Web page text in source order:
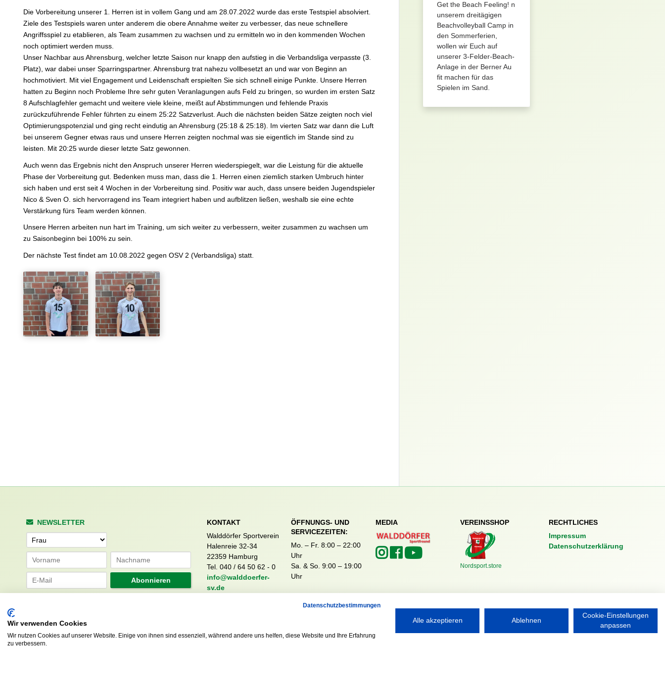
Die Vorbereitung unserer 1. Herren ist in vollem Gang und am 28.07.2022 wurde das erste Testspiel absolviert.
Ziele des Testspiels waren unter anderem die obere Annahme weiter zu verbesser, das neue schnellere
Angriffsspiel zu etablieren, als Team zusammen zu wachsen und zu ermitteln wo in den kommenden Wochen
noch optimiert werden muss.
Unser Nachbar aus Ahrensburg, welcher letzte Saison nur knapp den aufstieg in die Verbandsliga verpasste (3.
Platz), war dabei unser Sparringspartner. Ahrensburg trat nahezu vollbesetzt an und war von Beginn an
hochmotiviert. Mit viel Engagement und Leidenschaft erspielten Sie sich schnell einige Punkte. Unsere Herren
hatten zu Beginn noch Probleme Ihre sehr guten Veranlagungen aufs Feld zu bringen, so wurden im ersten Satz
8 Aufschlagfehler gemacht und weitere viele kleine, meißt auf Abstimmungen und fehlende Praxis
zurückzuführende Fehler führten zu einem 25:22 Satzverlust. Auch die nächsten beiden Sätze zeigten noch viel
Optimierungspotenzial und ging recht eindutig an Ahrensburg (25:18 & 25:18). Im vierten Satz war dann die Luft
bei unserem Gegner etwas raus und unsere Herren zeigten nochmal was sie eigentlich im Stande sind zu
leisten. Mit 20:25 wurde dieser letzte Satz gewonnen.
Auch wenn das Ergebnis nicht den Anspruch unserer Herren wiederspiegelt, war die Leistung für die aktuelle
Phase der Vorbereitung gut. Bedenken muss man, dass die 1. Herren einen ziemlich starken Umbruch hinter
sich haben und erst seit 4 Wochen in der Vorbereitung sind. Positiv war auch, dass unsere beiden Jugendspieler
Nico & Sven O. sich hervorragend ins Team integriert haben und aufblitzen ließen, weshalb sie eine echte
Verstärkung fürs Team werden können.
Unsere Herren arbeiten nun hart im Training, um sich weiter zu verbessern, weiter zusammen zu wachsen um
zu Saisonbeginn bei 100% zu sein.
Der nächste Test findet am 10.08.2022 gegen OSV 2 (Verbandsliga) statt.
Get the Beach Feeling! n
unserem dreitägigen
Beachvolleyball Camp in
den Sommerferien,
wollen wir Euch auf
unserer 3-Felder-Beach-
Anlage in der Berner Au
fit machen für das
Spielen im Sand.
NEWSLETTER
Anrede
Abonnieren
KONTAKT
Walddörfer Sportverein
Halenreie 32-34
22359 Hamburg
Tel. 040 / 64 50 62 - 0
info@walddoerfer-
sv.de
ÖFFNUNGS- UND
SERVICEZEITEN:
Mo. – Fr. 8:00 – 22:00
Uhr
Sa. & So. 9:00 – 19:00
Uhr
MEDIA VEREINSSHOP
Nordsport.store
RECHTLICHES
Impressum
Datenschutzerklärung
Datenschutzbestimmungen
Wir verwenden Cookies
Wir nutzen Cookies auf unserer Website. Einige von ihnen sind essenziell, während andere uns helfen, diese Website und Ihre Erfahrung
zu verbessern.
Alle akzeptieren Ablehnen
Cookie-Einstellungen
anpassen